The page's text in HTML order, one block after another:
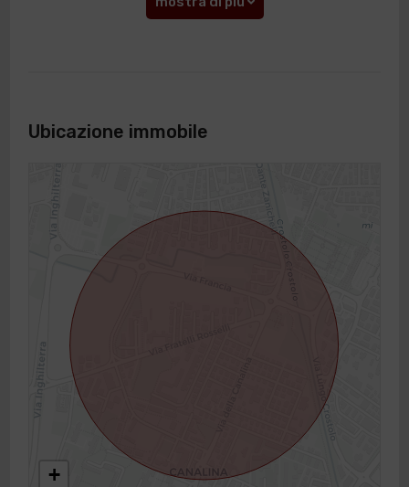
Ubicazione immobile
+